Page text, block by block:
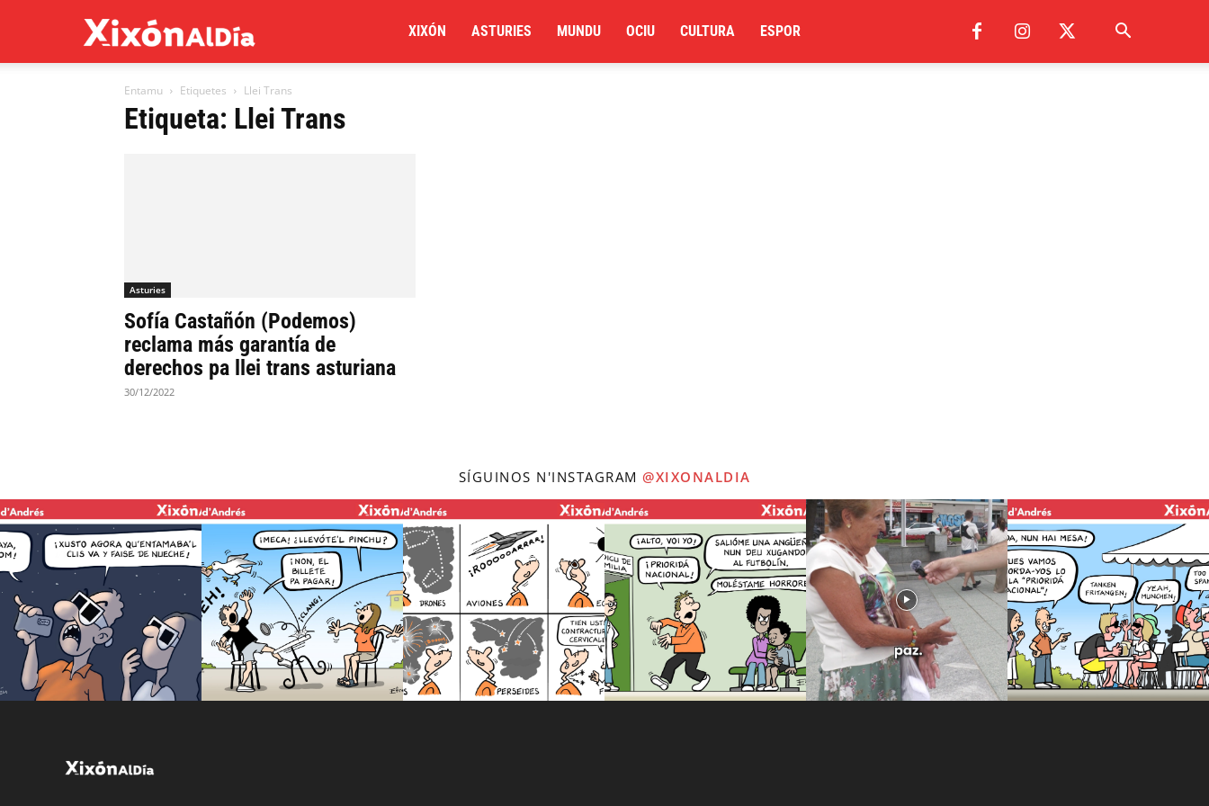
al
XIXÓN ASTURIES MUNDU OCIU CULTURA ESPOR
Entamu Etiquetes Llei Trans
Etiqueta: Llei Trans
Asturies
Sofía Castañón (Podemos)
reclama más garantía de
derechos pa llei trans asturiana
30/12/2022
SÍGUINOS N'INSTAGRAM @XIXONALDIA